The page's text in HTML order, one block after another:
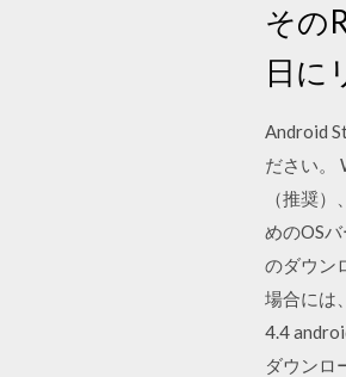
その
日に
Android
ださい。
（推奨
めのOS
のダウン
場合には
4.4
ダウンロ